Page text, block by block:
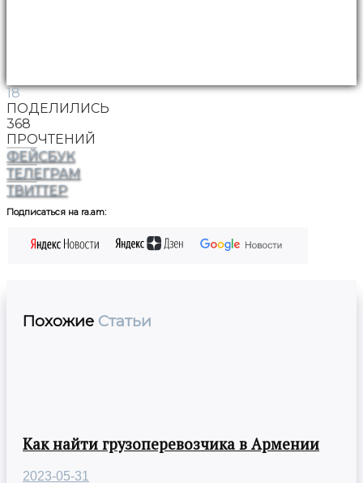
18
ПОДЕЛИЛИСЬ
368
ПРОЧТЕНИЙ
ФЕЙСБУК
ТЕЛЕГРАМ
ТВИТТЕР
Подписаться на ra.am:
Похожие Статьи
Как найти грузоперевозчика в Армении
2023-05-31